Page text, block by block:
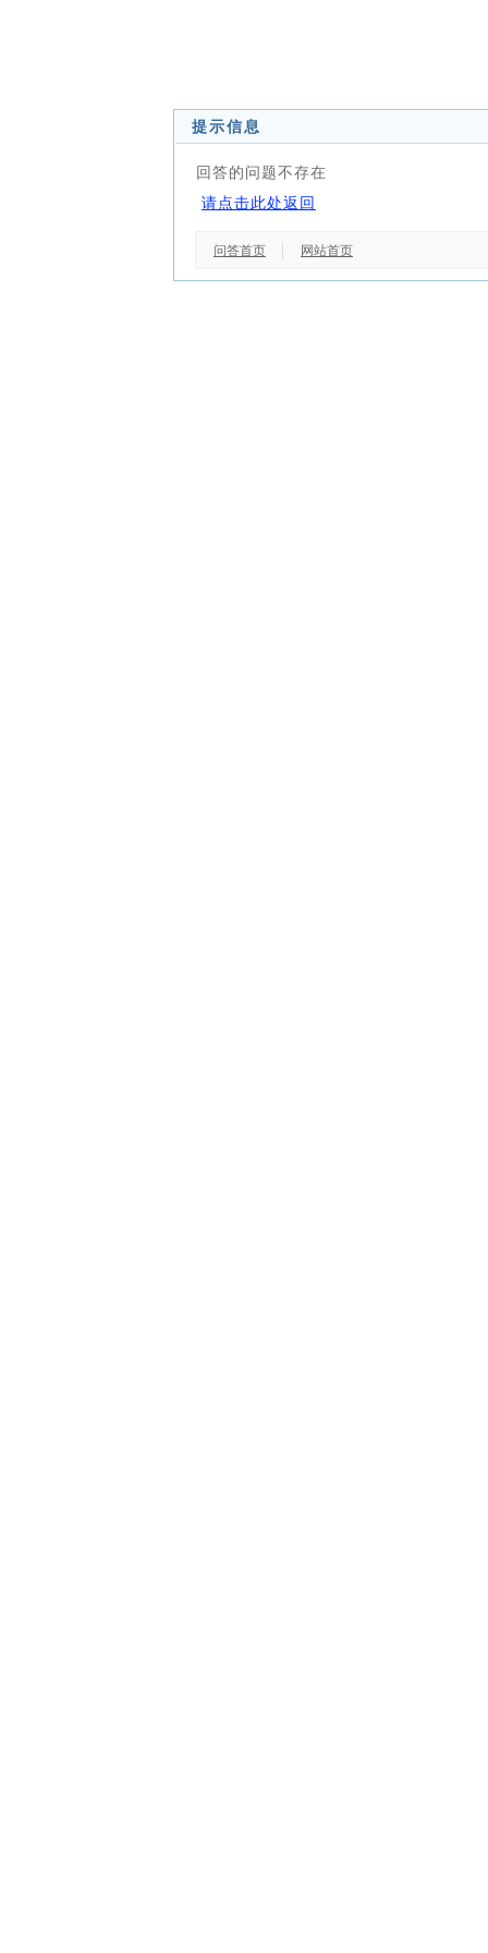
提示信息
回答的问题不存在
请点击此处返回
问答首页 网站首页